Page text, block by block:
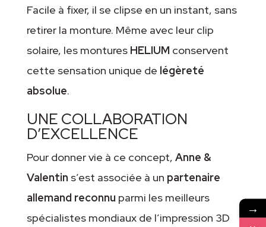
Facile à fixer, il se clipse en un instant, sans
retirer la monture. Même avec leur clip
solaire, les montures HELIUM conservent
cette sensation unique de légèreté
absolue.
UNE COLLABORATION
D’EXCELLENCE
Pour donner vie à ce concept, Anne &
Valentin s’est associée à un partenaire
allemand reconnu parmi les meilleurs
spécialistes mondiaux de l’impression 3D
→